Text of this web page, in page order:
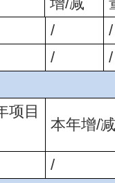
增/减
/
/
/
/
项目
本年增/
/